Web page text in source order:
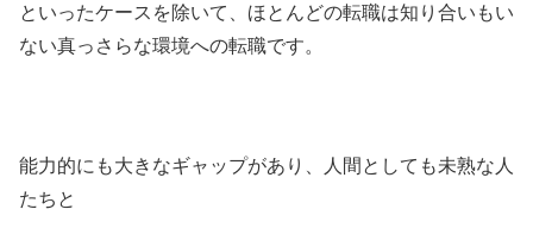
といったケースを除いて、ほとんどの転職は知り合いもい
ない真っさらな環境への転職です。
能力的にも大きなギャップがあり、人間としても未熟な人
たちと